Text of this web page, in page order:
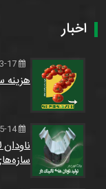
اخبار
هزینه
1404-05-14